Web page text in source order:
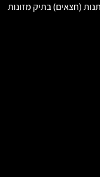
(חצאים) בתיק מזונות